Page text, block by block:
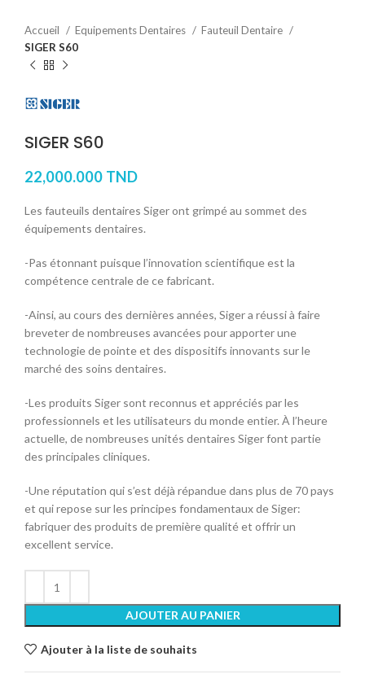
Accueil Equipements Dentaires
Fauteuil Dentaire
SIGER S60
SIGER S60
22,000.000 TND
Les fauteuils dentaires Siger ont grimpé au sommet des
équipements dentaires.
-Pas étonnant puisque l’innovation scientifique est la
compétence centrale de ce fabricant.
-Ainsi, au cours des dernières années, Siger a réussi à faire
breveter de nombreuses avancées pour apporter une
technologie de pointe et des dispositifs innovants sur le
marché des soins dentaires.
-Les produits Siger sont reconnus et appréciés par les
professionnels et les utilisateurs du monde entier. À l’heure
actuelle, de nombreuses unités dentaires Siger font partie
des principales cliniques.
-Une réputation qui s’est déjà répandue dans plus de 70 pays
et qui repose sur les principes fondamentaux de Siger:
fabriquer des produits de première qualité et offrir un
excellent service.
AJOUTER AU PANIER
Ajouter à la liste de souhaits